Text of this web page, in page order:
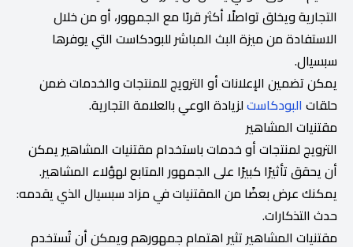
التجارية ويخلق تواصلًا أكثر قربًا مع الجمهور، أو من خلال
الاستفادة من ميزة البث المباشر للبودكاست التي يوفرها
سبسيال.
يمكن تضمين الإعلانات أو الترويج للمنتجات والخدمات ضمن
حلقات البودكاستلزيادة الوعي بالعلامة التجارية.
مقتنيات المشاهير
الترويج لمنتجات أو خدمات باستخدام مقتنيات المشاهير يمكن
أن يحقق تأثيرًا كبيرًا على الجمهور المتابع لهؤلاء المشاهير.
يمكنك عرض بعضًا من المقتنيات في مزاد سبسيال الذي يقدمه:
حدث التذكارات.
مقتنيات المشاهير تثير اهتمام جمهورهم ويمكن أن تُستخدم